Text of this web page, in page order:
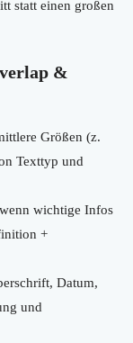
statt einen großen
&
Größen (z.
Texttyp und
wichtige Infos
+
Datum,
und